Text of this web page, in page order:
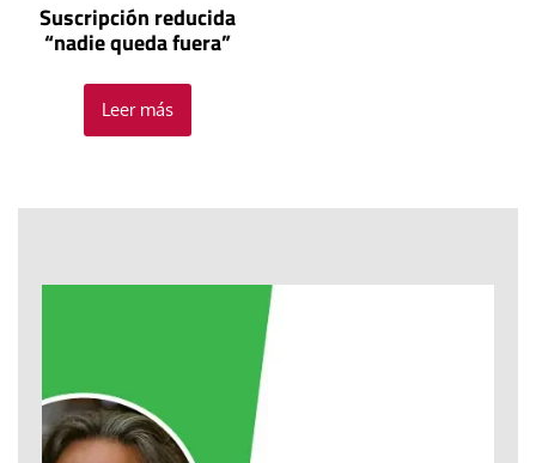
Suscripción reducida
“nadie queda fuera”
Leer más